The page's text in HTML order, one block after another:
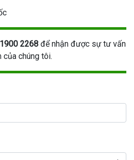
1900 2268 để nhận được sự tư vấn
của chúng tôi.